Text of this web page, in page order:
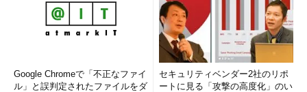
Google Chromeで「不正なファイ
ル」と誤判定されたファイルをダ
セキュリティベンダー2社のリポ
ートに見る「攻撃の高度化」のい